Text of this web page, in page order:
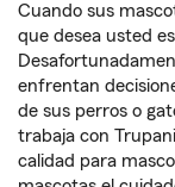
Cuando sus
que desea usted
enfrentan
de sus perros o
trabaja con
calidad para